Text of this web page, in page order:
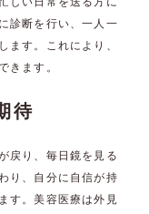
診断を行い、一人一
ます。これにより、
きます。
待
戻り、毎日鏡を見る
り、自分に自信が持
す。美容医療は外見